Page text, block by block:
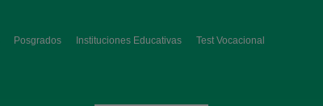
Posgrados Instituciones Educativas Test Vocacional